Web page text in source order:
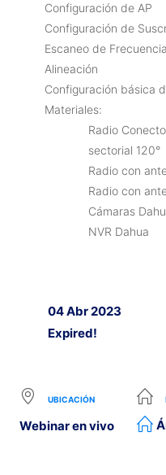
Configuración de AP
Configuración de
Escaneo de
Alineación
Configuración básica
Materiales:
Radio
sectorial 120°
Radio con
Radio con
Cámaras
NVR Dahua
04 Abr 2023
Expired!
UBICACIÓN
Webinar en vivo